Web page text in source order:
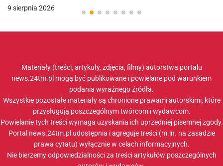
9 sierpnia 2026
Materiały (treści, artykuły, zdjęcia, filmy) autorstwa portalu
news.24tm.pl mogą być publikowane i powielane pod warunkiem
podania wyraźnego źródła.
Wszystkie pozostałe materiały są chronione prawami autorskimi, które
przysługują poszczególnym twórcom i wydawcom.
Powielanie tych treści wymaga uzyskania ich uprzedniej pisemnej zgody.
Portal news.24tm.pl udostępnia i agreguje treści (m.in. na zasadzie
prawa cytatu) wyłącznie w celach informacyjnych.
Nie bierzemy odpowiedzialności za treści artykułów poszczególnych